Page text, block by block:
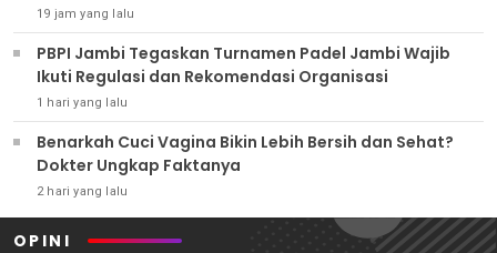
19 jam yang lalu
PBPI Jambi Tegaskan Turnamen Padel Jambi Wajib
Ikuti Regulasi dan Rekomendasi Organisasi
1 hari yang lalu
Benarkah Cuci Vagina Bikin Lebih Bersih dan Sehat?
Dokter Ungkap Faktanya
2 hari yang lalu
OPINI